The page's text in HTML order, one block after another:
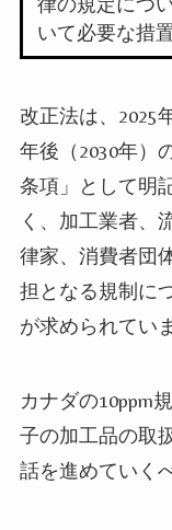
いて必要な措
改正法は、 2025
年後（2030年）
条項」として明
く、加工業者、
律家、消費者団
担となる規制に
が求められてい
カナダの10ppm
子の加工品の取
話を進めていく